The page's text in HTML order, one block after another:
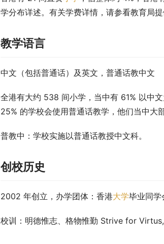
学分布详述。有关学费详情，请参看教育局提
教学语言
中文（包括普通话）及英文，普通话教中文
全港有大约 538 间小学，当中有 61% 以中
25% 的学校会使用普通话教学，他们当中大
普教中 ：学校实施以普通话教授中文科。
创校历史
2002 年创立，办学团体：香港大学毕业同学
校训：明德惟志、格物惟勤 Strive for